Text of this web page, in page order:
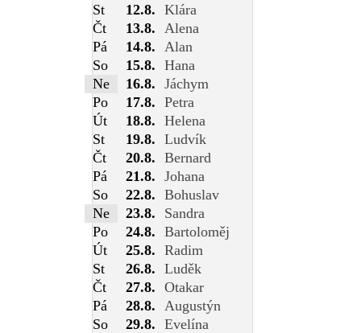
St
12.8. Klára
Čt
13.8.
Alena
Pá
14.8.
Alan
So
15.8. Hana
Ne
16.8. Jáchym
Po
17.8. Petra
Út
18.8. Helena
St
19.8. Ludvík
Čt
20.8. Bernard
Pá
21.8. Johana
So
22.8. Bohuslav
Ne
23.8.
Sandra
Po
24.8. Bartoloměj
Út
25.8. Radim
St
26.8. Luděk
Čt
27.8. Otakar
Pá
28.8.
Augustýn
So
29.8. Evelína